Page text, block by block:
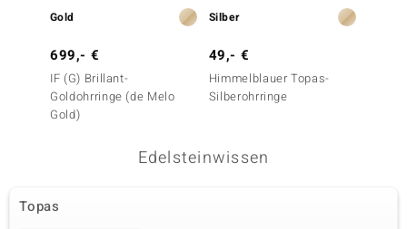
Gold
699,- €
IF (G) Brillant-
Goldohrringe (de Melo
Gold)
Silber
49,- €
Himmelblauer Topas-
Silberohrringe
Edelsteinwissen
Topas